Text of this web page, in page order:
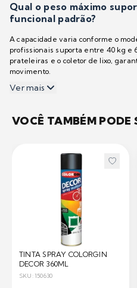
Qual o peso máximo
funcional padrão?
A capacidade varia conforme o
profissionais suporta entre 40 kg e
prateleiras e o coletor de lixo,
movimento.
Ver mais
VOCÊ TAMBÉM PODE
TINTA SPRAY COLORGIN
DECOR 360ML
SKU: 150630